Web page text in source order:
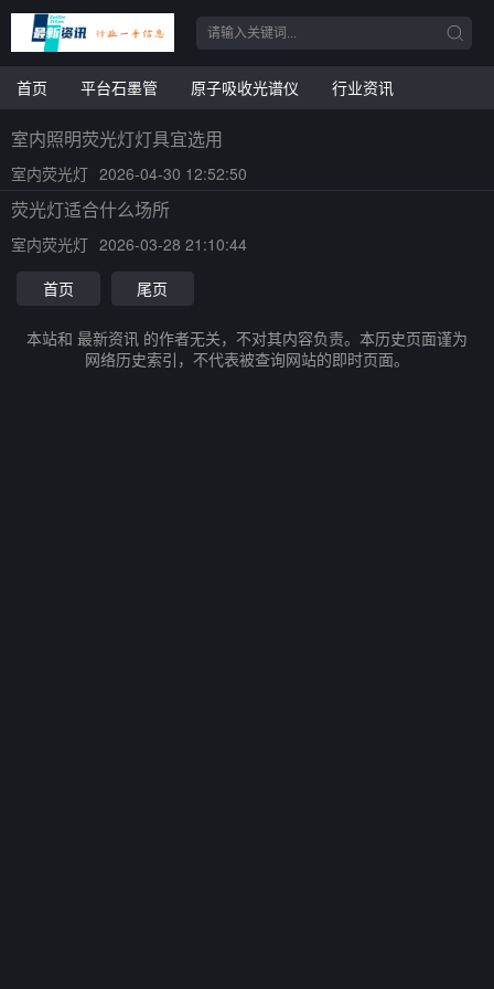
首页 平台石墨管 原子吸收光谱仪 行业资讯
室内照明荧光灯灯具宜选用
室内荧光灯 2026-04-30 12:52:50
荧光灯适合什么场所
室内荧光灯 2026-03-28 21:10:44
首页
尾页
本站和 最新资讯 的作者无关，不对其内容负责。本历史页面谨为
网络历史索引，不代表被查询网站的即时页面。